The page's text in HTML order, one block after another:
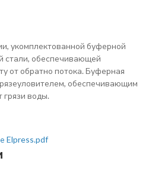
укомплектованной буферной
стали, обеспечивающей
от обратно потока. Буферная
обеспечивающим
грязи воды.
Elpress.pdf